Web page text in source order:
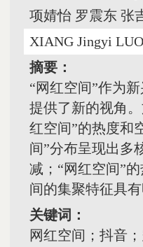
项婧怡 罗震东 张
XIANG Jingyi
摘要：
“网红空间”作为
提供了新的视角
红空间”的热度和
间”分布呈现出多
减；“网红空间”
间的集聚特征具
关键词：
网红空间；抖音